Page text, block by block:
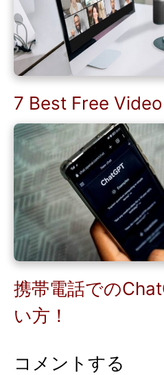
7 Best Free
携帯電話での
い方！
コメントする